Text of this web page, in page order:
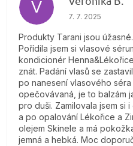
V Hodnotenie
7. 7. 2025
Produkty Tarani jsou
Pořídila jsem si vlasové
kondicionér
znát. Padání vlasů se
po nanesení vlasového séra
opečovávaná, je to balzám
pro duši. Zamilovala jsem si
a po opalování Lékořice a
olejem Skinele a má
jemná a hebká. Moc